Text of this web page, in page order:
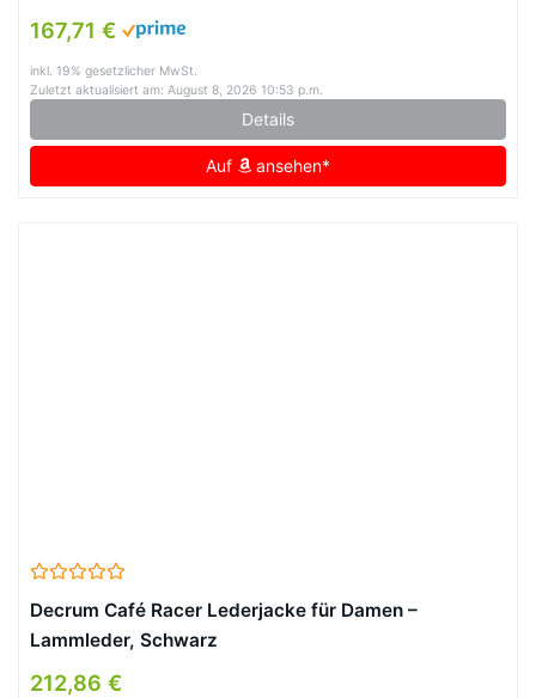
Brown, L
167,71 €
inkl. 19% gesetzlicher MwSt.
Zuletzt aktualisiert am: August 8, 2026 10:53 p.m.
Details
Auf ansehen*
Decrum Café Racer Lederjacke für Damen –
Lammleder, Schwarz
212,86 €